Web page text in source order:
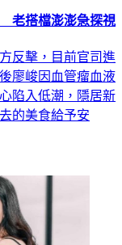
老搭檔澎澎急探視
反擊，目前官司進
廖峻因血管瘤血液
陷入低潮，隱居新
的美食給予安